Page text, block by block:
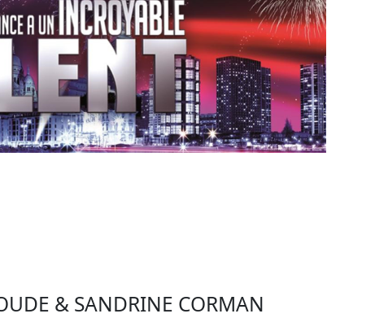
& SANDRINE CORMAN